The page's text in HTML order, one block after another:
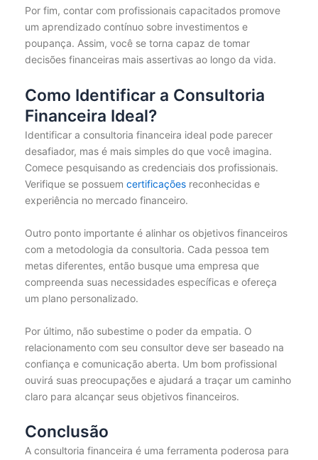
Por fim, contar com profissionais capacitados promove
um aprendizado contínuo sobre investimentos e
poupança. Assim, você se torna capaz de tomar
decisões financeiras mais assertivas ao longo da vida.
Como Identificar a Consultoria
Financeira Ideal?
Identificar a consultoria financeira ideal pode parecer
desafiador, mas é mais simples do que você imagina.
Comece pesquisando as credenciais dos profissionais.
Verifique se possuem certificaçõesreconhecidas e
experiência no mercado financeiro.
Outro ponto importante é alinhar os objetivos financeiros
com a metodologia da consultoria. Cada pessoa tem
metas diferentes, então busque uma empresa que
compreenda suas necessidades específicas e ofereça
um plano personalizado.
Por último, não subestime o poder da empatia. O
relacionamento com seu consultor deve ser baseado na
confiança e comunicação aberta. Um bom profissional
ouvirá suas preocupações e ajudará a traçar um caminho
claro para alcançar seus objetivos financeiros.
Conclusão
A consultoria financeira é uma ferramenta poderosa para